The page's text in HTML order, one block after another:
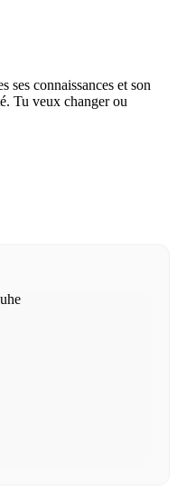
ses connaissances et son
Tu veux changer ou